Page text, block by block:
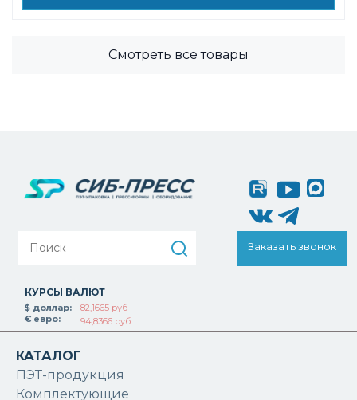
Смотреть все товары
Заказать звонок
КУРСЫ ВАЛЮТ
$ доллар:
82,1665 руб
€ евро:
94,8366 руб
КАТАЛОГ
ПЭТ-продукция
Комплектующие